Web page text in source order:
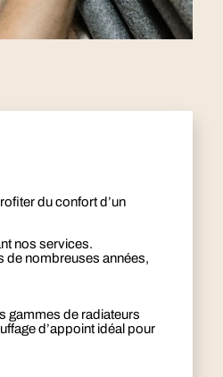
du confort d’un
nos services.
de nombreuses années,
gammes de radiateurs
d’appoint idéal pour